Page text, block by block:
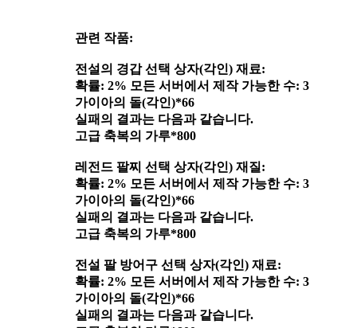
관련 작품:
전설의 경갑 선택 상자(각인) 재료:
확률: 2% 모든 서버에서 제작 가능한 수: 3
가이아의 돌(각인)*66
실패의 결과는 다음과 같습니다.
고급 축복의 가루*800
레전드 팔찌 선택 상자(각인) 재질:
확률: 2% 모든 서버에서 제작 가능한 수: 3
가이아의 돌(각인)*66
실패의 결과는 다음과 같습니다.
고급 축복의 가루*800
전설 팔 방어구 선택 상자(각인) 재료:
확률: 2% 모든 서버에서 제작 가능한 수: 3
가이아의 돌(각인)*66
실패의 결과는 다음과 같습니다.